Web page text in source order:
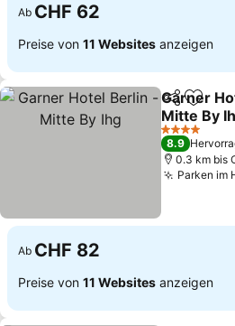
Ab CHF 62
Preise von 11 Websites anzeigen
TeilenZu
Garner
Mitte By
Preise
4 Sterne
8.9
0.3 km bis
Parken im
Ab CHF 82
Preise von 11 Websites anzeigen